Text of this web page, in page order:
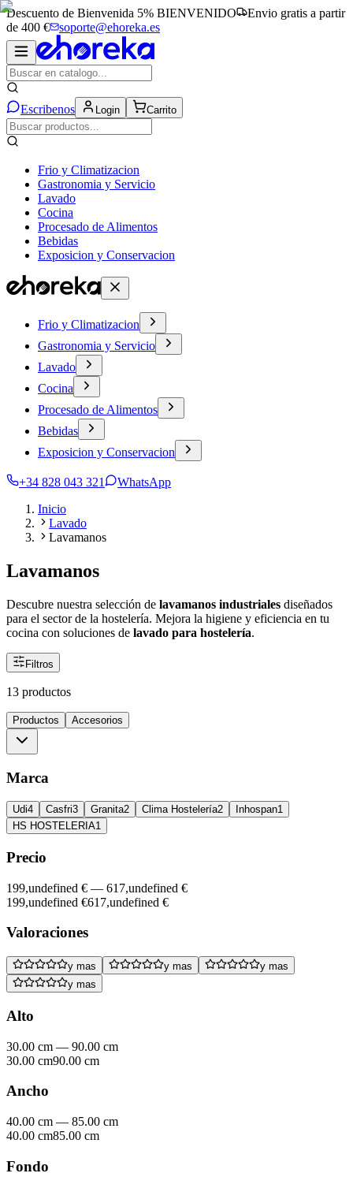
Descuento de Bienvenida 5% BIENVENIDO
Envio gratis a partir
de 400 €
soporte@ehoreka.es
Escribenos Login Carrito
Frio y Climatizacion
Gastronomia y Servicio
Lavado
Cocina
Procesado de Alimentos
Bebidas
Exposicion y Conservacion
Frio y Climatizacion
Gastronomia y Servicio
Lavado
Cocina
Procesado de Alimentos
Bebidas
Exposicion y Conservacion
+34 828 043 321
WhatsApp
Inicio
Lavado
Lavamanos
Lavamanos
Descubre nuestra selección de lavamanos industriales diseñados
para el sector de la hostelería. Mejora la higiene y eficiencia en tu
cocina con soluciones de lavado para hostelería.
Filtros
13 productos
Productos Accesorios
Marca
Udi4 Casfri3 Granita2 Clima Hostelería2 Inhospan1
HS HOSTELERIA1
Precio
199,undefined € — 617,undefined €
199,undefined €617,undefined €
Valoraciones
y mas y mas
y mas
y mas
Alto
30.00 cm — 90.00 cm
30.00 cm90.00 cm
Ancho
40.00 cm — 85.00 cm
40.00 cm85.00 cm
Fondo